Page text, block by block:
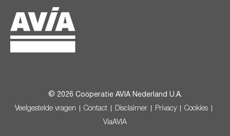
© 2026 Coöperatie AVIA Nederland U.A.
Veelgestelde vragen Contact Disclaimer Privacy Cookies
ViaAVIA